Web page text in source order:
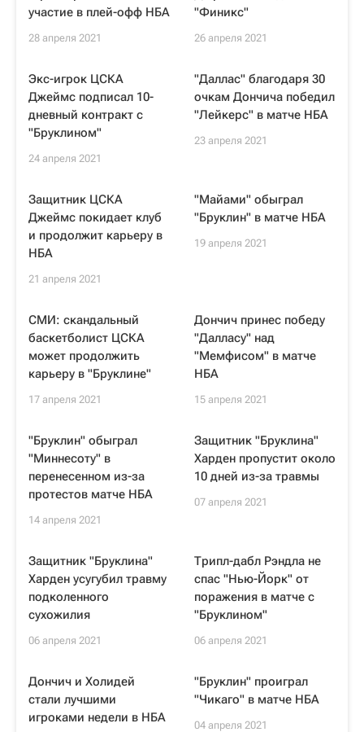
участие в плей-офф НБА
28 апреля 2021
"Финикс"
26 апреля 2021
Экс-игрок ЦСКА
Джеймс подписал 10-
дневный контракт с
"Бруклином"
24 апреля 2021
"Даллас" благодаря 30
очкам Дончича победил
"Лейкерс" в матче НБА
23 апреля 2021
Защитник ЦСКА
Джеймс покидает клуб
и продолжит карьеру в
НБА
21 апреля 2021
"Майами" обыграл
"Бруклин" в матче НБА
19 апреля 2021
СМИ: скандальный
баскетболист ЦСКА
может продолжить
карьеру в "Бруклине"
17 апреля 2021
Дончич принес победу
"Далласу" над
"Мемфисом" в матче
НБА
15 апреля 2021
"Бруклин" обыграл
"Миннесоту" в
перенесенном из-за
протестов матче НБА
14 апреля 2021
Защитник "Бруклина"
Харден пропустит около
10 дней из-за травмы
07 апреля 2021
Защитник "Бруклина"
Харден усугубил травму
подколенного
сухожилия
06 апреля 2021
Трипл-дабл Рэндла не
спас "Нью-Йорк" от
поражения в матче с
"Бруклином"
06 апреля 2021
Дончич и Холидей
стали лучшими
игроками недели в НБА
"Бруклин" проиграл
"Чикаго" в матче НБА
04 апреля 2021